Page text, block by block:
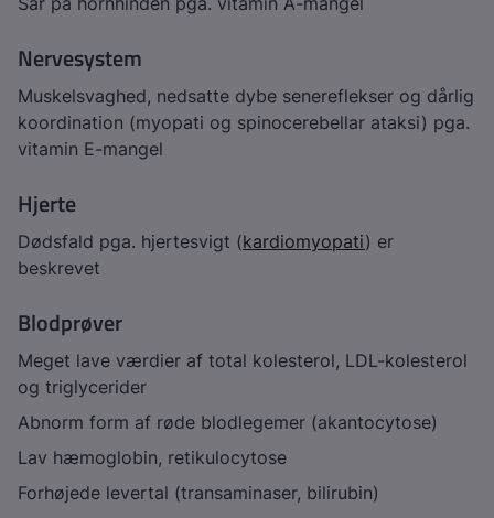
Nervesystem
Muskelsvaghed, nedsatte dybe senereflekser og dårlig
koordination (myopati og spinocerebellar ataksi) pga.
vitamin E-mangel
Hjerte
Dødsfald pga. hjertesvigt (kardiomyopati) er
beskrevet
Blodprøver
Meget lave værdier af total kolesterol, LDL-kolesterol
og triglycerider
Abnorm form af røde blodlegemer (akantocytose)
Lav hæmoglobin, retikulocytose
Forhøjede levertal (transaminaser, bilirubin)